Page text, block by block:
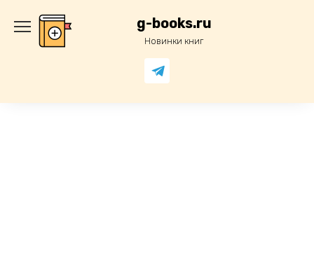
содержанию
g-books.ru
Новинки книг